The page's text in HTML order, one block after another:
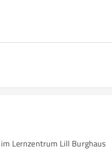
Lernzentrum Lill Burghaus